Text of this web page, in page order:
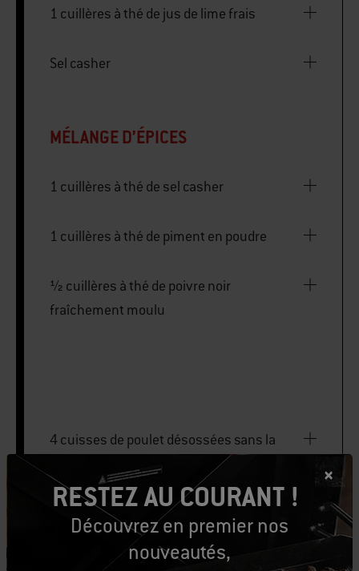
1 cuillères à thé de jus de lime frais
Sel casher
MÉLANGE D’ÉPICES
1 cuillères à thé de sel casher
1 cuillères à thé de piment en poudre
½ cuillères à thé de poivre noir
fraîchement moulu
4 cuisses de poulet désossées sans la
Jus de lime frais
8 tortillas (de 15 à 20 cm)
RESTEZ AU COURANT !
Découvrez en premier nos
nouveautés,